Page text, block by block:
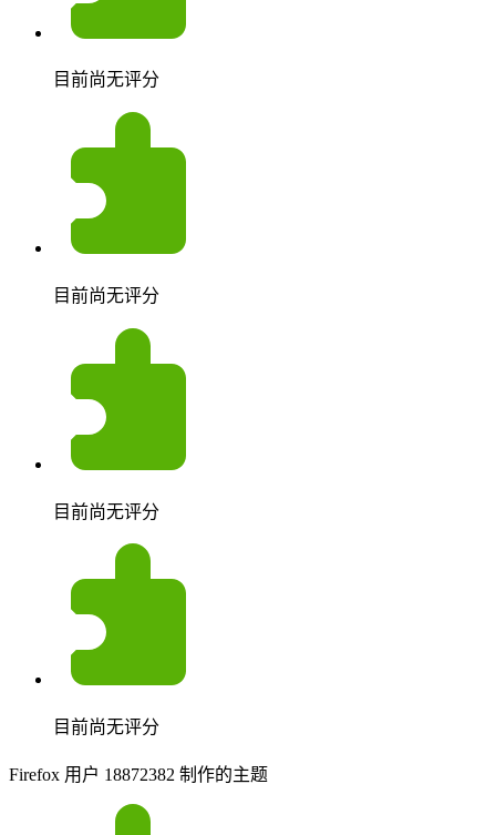
目前尚无评分
目前尚无评分
目前尚无评分
目前尚无评分
Firefox 用户 18872382 制作的主题